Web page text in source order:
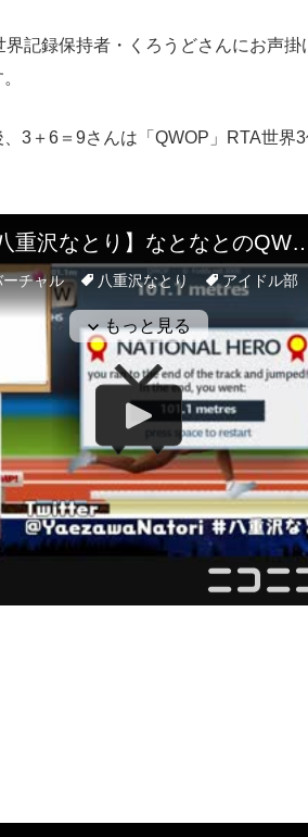
記録保持者・くろうどさんにお声掛
3＋6＝9さんは「QWOP」RTA世界